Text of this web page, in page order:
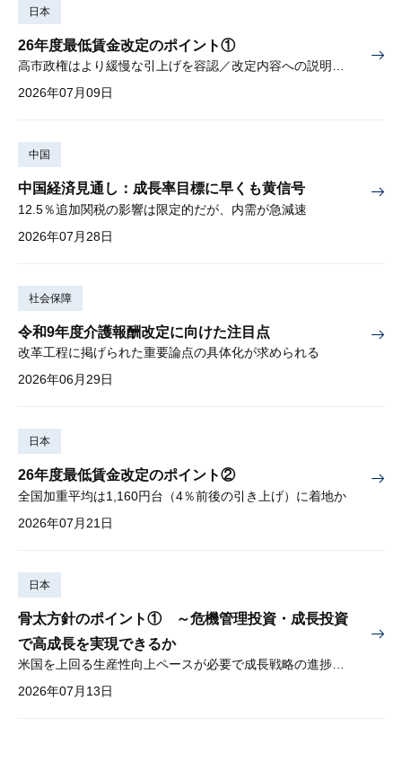
日本
26年度最低賃金改定のポイント①
高市政権はより緩慢な引上げを容認／改定内容への説明責任が焦点
2026年07月09日
中国
中国経済見通し：成長率目標に早くも黄信号
12.5％追加関税の影響は限定的だが、内需が急減速
2026年07月28日
社会保障
令和9年度介護報酬改定に向けた注目点
改革工程に掲げられた重要論点の具体化が求められる
2026年06月29日
日本
26年度最低賃金改定のポイント②
全国加重平均は1,160円台（4％前後の引き上げ）に着地か
2026年07月21日
日本
骨太方針のポイント① ～危機管理投資・成長投資
で高成長を実現できるか
米国を上回る生産性向上ペースが必要で成長戦略の進捗管理も課題
2026年07月13日